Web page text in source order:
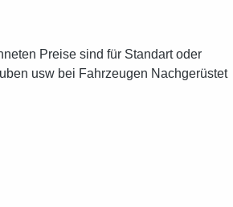
usw bei Fahrzeugen Nachgerüstet